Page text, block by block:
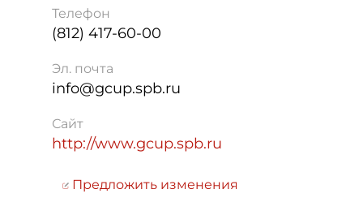
Телефон
(812) 417-60-00
Эл. почта
info@gcup.spb.ru
Сайт
http://www.gcup.spb.ru
Предложить изменения